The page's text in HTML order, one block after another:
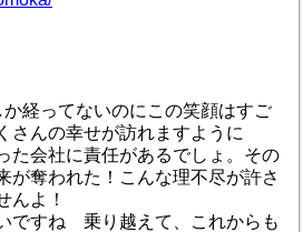
か経ってないのにこの笑顔はすご
んの幸せが訪れますように
た会社に責任があるでしょ。その
が奪われた！こんな理不尽が許さ
んよ！
ですね 乗り越えて、これからも